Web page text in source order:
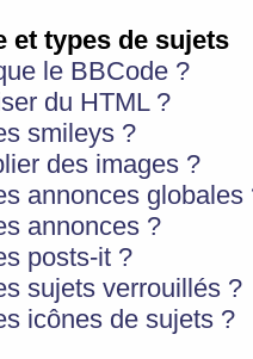
et types de sujets
le BBCode ?
du HTML ?
smileys ?
des images ?
annonces globales
annonces ?
posts-it ?
sujets verrouillés ?
icônes de sujets ?